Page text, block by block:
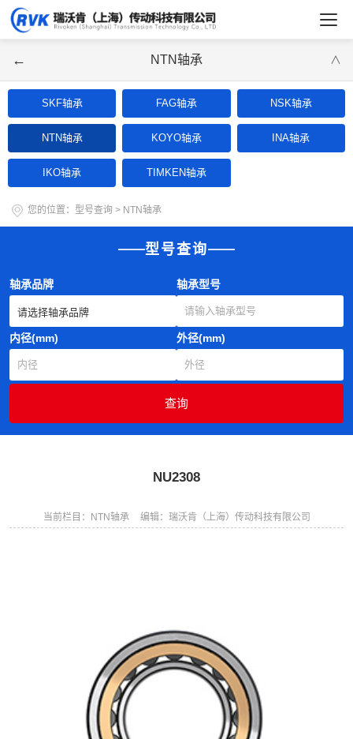
← NTN轴承 ∨
SKF轴承 FAG轴承 NSK轴承
NTN轴承 KOYO轴承 INA轴承
IKO轴承 TIMKEN轴承
您的位置： 型号查询 > NTN轴承
型号查询
轴承品牌 轴承型号
内径(mm) 外径(mm)
NU2308
当前栏目：NTN轴承 编辑：瑞沃肯（上海）传动科技有限公司